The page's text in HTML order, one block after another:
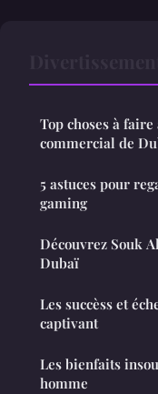
Top choses à
commercial de
5 astuces pour
gaming
Découvrez Souk
Dubaï
Les succèss et
captivant
Les bienfaits
homme